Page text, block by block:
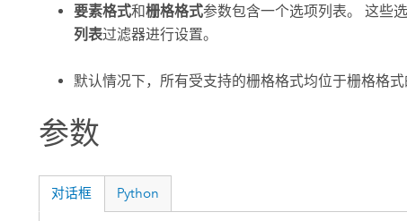
要素格式和栅格格式参数包含一个选项列表。 这些
列表过滤器进行设置。
默认情况下，所有受支持的栅格格式均位于栅格格式
参数
对话框 Python